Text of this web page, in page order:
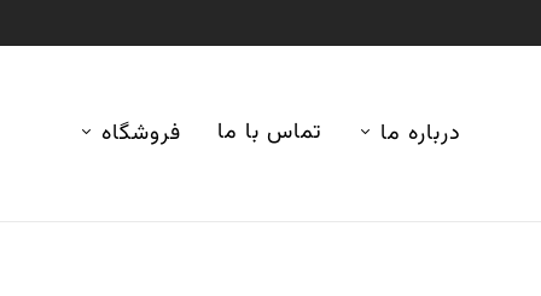
درباره ما تماس با ما فروشگاه